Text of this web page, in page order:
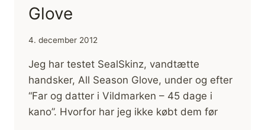
Glove
4. december 2012
Jeg har testet SealSkinz, vandtætte
handsker, All Season Glove, under og efter
“Far og datter i Vildmarken – 45 dage i
kano”. Hvorfor har jeg ikke købt dem før